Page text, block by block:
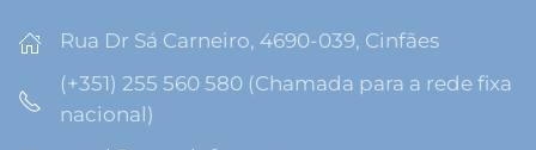
Rua Dr Sá Carneiro, 4690-039, Cinfães
(+351) 255 560 580 (Chamada para a rede fixa
nacional)